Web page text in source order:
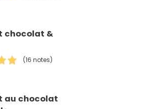
chocolat &
(16 notes)
au chocolat